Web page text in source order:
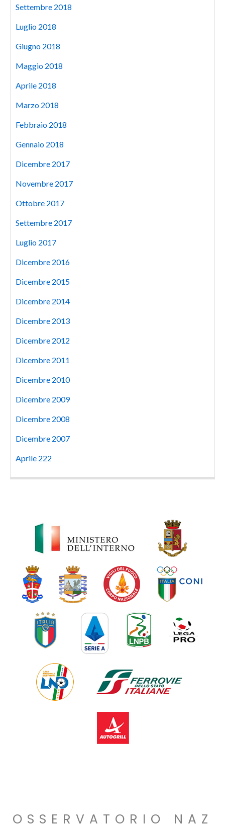
Settembre 2018
Luglio 2018
Giugno 2018
Maggio 2018
Aprile 2018
Marzo 2018
Febbraio 2018
Gennaio 2018
Dicembre 2017
Novembre 2017
Ottobre 2017
Settembre 2017
Luglio 2017
Dicembre 2016
Dicembre 2015
Dicembre 2014
Dicembre 2013
Dicembre 2012
Dicembre 2011
Dicembre 2010
Dicembre 2009
Dicembre 2008
Dicembre 2007
Aprile 222
OSSERVATORIO NAZ